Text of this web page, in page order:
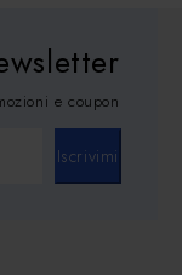
e coupon
Iscrivimi